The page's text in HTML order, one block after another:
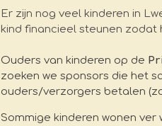
Er zijn nog veel kinderen in
kind financieel steunen
Ouders van kinderen op de
zoeken we sponsors die het
ouders/verzorgers betalen
Sommige kinderen wonen